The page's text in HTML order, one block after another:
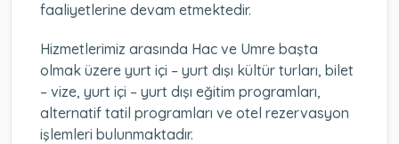
faaliyetlerine devam etmektedir.
Hizmetlerimiz arasında Hac ve Umre başta
olmak üzere yurt içi – yurt dışı kültür turları, bilet
– vize, yurt içi – yurt dışı eğitim programları,
alternatif tatil programları ve otel rezervasyon
işlemleri bulunmaktadır.